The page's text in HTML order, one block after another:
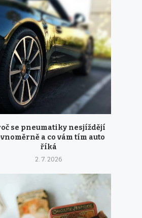
se pneumatiky nesjíždějí
a co vám tím auto
říká
2. 7. 2026